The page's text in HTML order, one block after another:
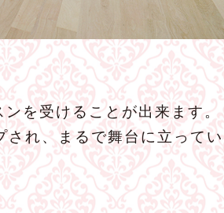
を受けることが出来ます。
され、まるで舞台に立ってい